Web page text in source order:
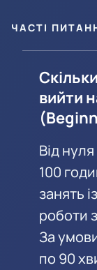
ЧАСТІ
вийти
Від
100
занять
роботи
За
по 90